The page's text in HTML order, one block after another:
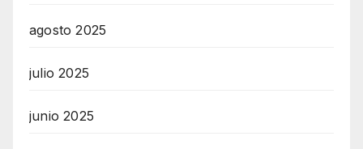
agosto 2025
julio 2025
junio 2025